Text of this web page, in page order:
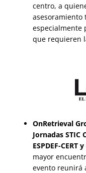
centro, a
asesoramiento
especialmente
que requieren
OnRetrieval
Jornadas STIC
ESPDEF-CERT
mayor
evento reunirá